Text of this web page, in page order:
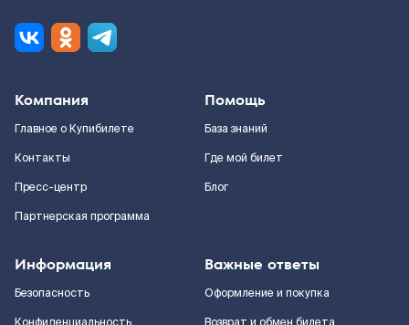
Компания
Главное о Купибилете
Контакты
Пресс-центр
Партнерская программа
Помощь
База знаний
Где мой билет
Блог
Информация
Безопасность
Важные ответы
Оформление и покупка